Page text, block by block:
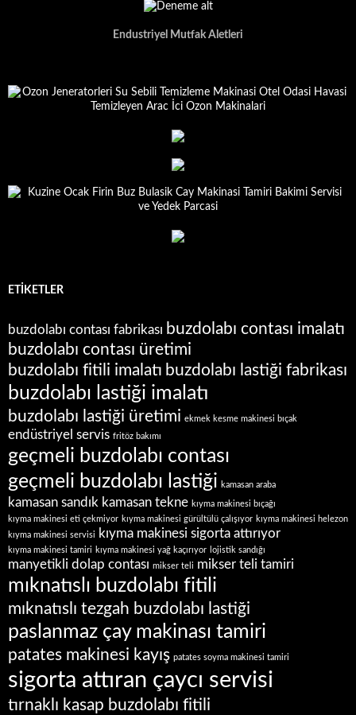
Endustriyel Mutfak Aletleri
ETIKETLER
buzdolabı contası fabrikası buzdolabı contası imalatı
buzdolabı contası üretimi
buzdolabı fitili imalatı buzdolabı lastiği fabrikası
buzdolabı lastiği imalatı
buzdolabı lastiği üretimi ekmek kesme makinesi bıçak
endüstriyel servis fritöz bakımı
geçmeli buzdolabı contası
geçmeli buzdolabı lastiği kamasan araba
kamasan sandık kamasan tekne kıyma makinesi bıçağı
kıyma makinesi eti çekmiyor kıyma makinesi gürültülü çalışıyor kıyma makinesi helezon
kıyma makinesi servisi
kıyma makinesi sigorta attırıyor
kıyma makinesi tamiri kıyma makinesi yağ kaçırıyor lojistik sandığı
manyetikli dolap contası mikser teli mikser teli tamiri
mıknatıslı buzdolabı fitili
mıknatıslı tezgah buzdolabı lastiği
paslanmaz çay makinası tamiri
patates makinesi kayış patates soyma makinesi tamiri
sigorta attıran çaycı servisi
tırnaklı kasap buzdolabı fitili